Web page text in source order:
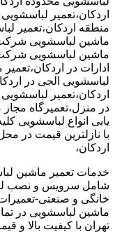
اردکان،تعمیر
منطقه اردکان،تعمیر
ماشین لباسشویی
ماشین لباسشویی شرکت
ادارات در
لباسشویی الجی در
اردکان،تعمیر
در منزل،تعمیرگاه
یابی انواع لباسشویی
با نازلترین قیمت در
اردکان،
خدمات تعمیر ماشین
شامل سرویس و نصب
خانگی و صنعتی-تعمیرات
ماشین لباسشویی در
تهران با کیفیت بالا و